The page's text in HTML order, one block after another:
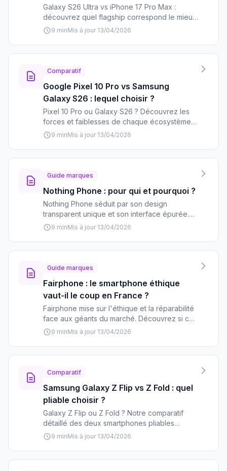
Galaxy S26 Ultra vs iPhone 17 Pro Max :
découvrez quel flagship correspond le mieux
à vos besoins. Comparatif complet des deux
9 minMis à jour 13/04/2026
Comparatif
Google Pixel 10 Pro vs Samsung
Galaxy S26 : lequel choisir ?
Pixel 10 Pro ou Galaxy S26 ? Découvrez les
forces et faiblesses de chaque écosystème
pour faire le bon choix selon vos besoins et
9 minMis à jour 13/04/2026
Guide marques
Nothing Phone : pour qui et pourquoi ?
Nothing Phone séduit par son design
transparent unique et son interface épurée.
Mais cette marque émergente convient-elle à
pour qui elle est vraiment faite.
9 minMis à jour 13/04/2026
Guide marques
Fairphone : le smartphone éthique
vaut-il le coup en France ?
Fairphone mise sur l'éthique et la réparabilité
face aux géants du marché. Découvrez si ce
smartphone responsable mérite votre
9 minMis à jour 13/04/2026
Comparatif
Samsung Galaxy Z Flip vs Z Fold : quel
pliable choisir ?
Galaxy Z Flip ou Z Fold ? Notre comparatif
détaillé des deux smartphones pliables
Samsung pour vous aider à choisir selon vos
9 minMis à jour 13/04/2026